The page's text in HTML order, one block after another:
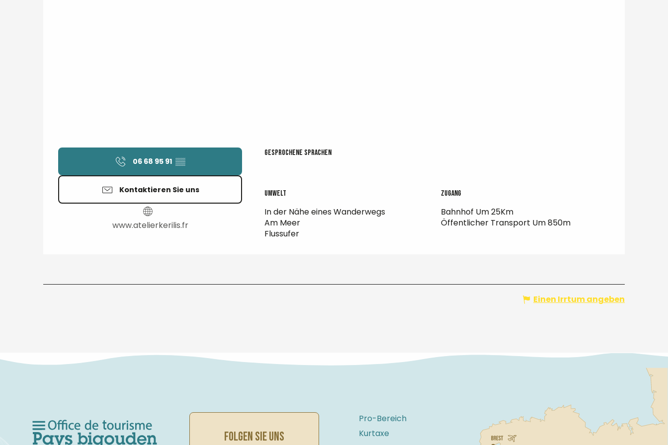
06 68 95 91 ▒▒
Kontaktieren Sie uns
www.atelierkerilis.fr
Gesprochene Sprachen
Gesprochene Sprachen
Umwelt
Umwelt
In der Nähe eines Wanderwegs
Am Meer
Flussufer
Zugang
Zugang
Bahnhof Um 25Km
Öffentlicher Transport Um 850m
Einen Irrtum angeben
FOLGEN SIE UNS
Pro-Bereich
Kurtaxe